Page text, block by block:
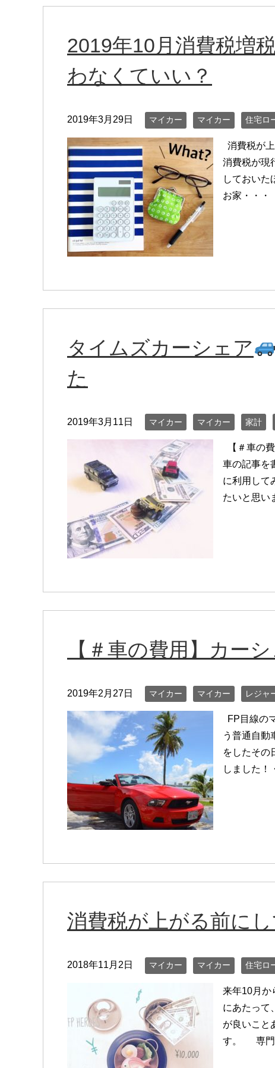
2019年10月消費税増
わなくていい？
2019年3月29日 マイカー マイカー 住宅ロ
消費税が
消費税が現
しておいた
お家・・・
タイムズカーシェア
た
2019年3月11日 マイカー マイカー 家計
【＃車の
車の記事を
に利用して
たいと思い
【＃車の費用】カー
2019年2月27日 マイカー マイカー レジャ
FP目線の
う普通自
をしたその
しました！
消費税が上がる前にし
2018年11月2日 マイカー マイカー 住宅ロ
来年10月
にあたって
が良いこと
す。 専門